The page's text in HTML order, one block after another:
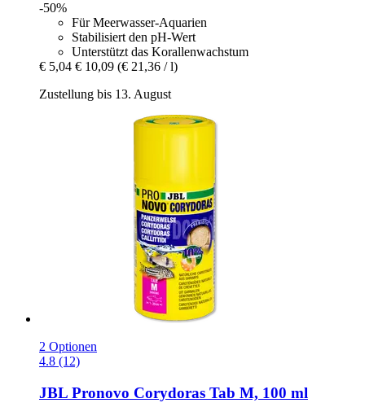
-50%
Für Meerwasser-Aquarien
Stabilisiert den pH-Wert
Unterstützt das Korallenwachstum
€ 5,04 € 10,09 (€ 21,36 / l)
Zustellung bis 13. August
2 Optionen
4.8 (12)
JBL Pronovo Corydoras Tab M, 100 ml